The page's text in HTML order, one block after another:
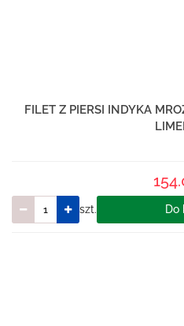
FILET Z PIERSI INDYKA
szt. Do